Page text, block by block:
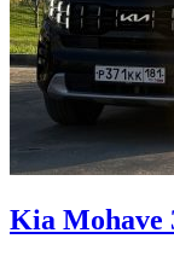
Kia Mohave